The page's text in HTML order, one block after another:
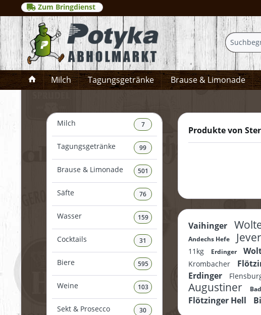
Zum Bringdienst
Milch Tagungsgetränke Brause & Limonade
Milch 7
Tagungsgetränke 99
Brause & Limonade 501
Säfte 76
Wasser 159
Cocktails 31
Biere 595
Weine 103
Sekt & Prosecco 30
Produkte von
Vaihinger
Andechs Hefe
11kg
Erdinger
Krombacher
Erdinger
Augustiner
Flötzinger Hell